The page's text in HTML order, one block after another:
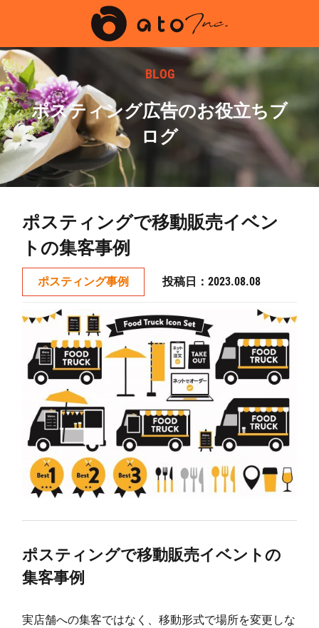
BLOG
ポスティング広告のお役立ちブ
ログ
ポスティングで移動販売イベン
トの集客事例
ポスティング事例 投稿日：2023.08.08
ポスティングで移動販売イベントの
集客事例
実店舗への集客ではなく、移動形式で場所を変更しな